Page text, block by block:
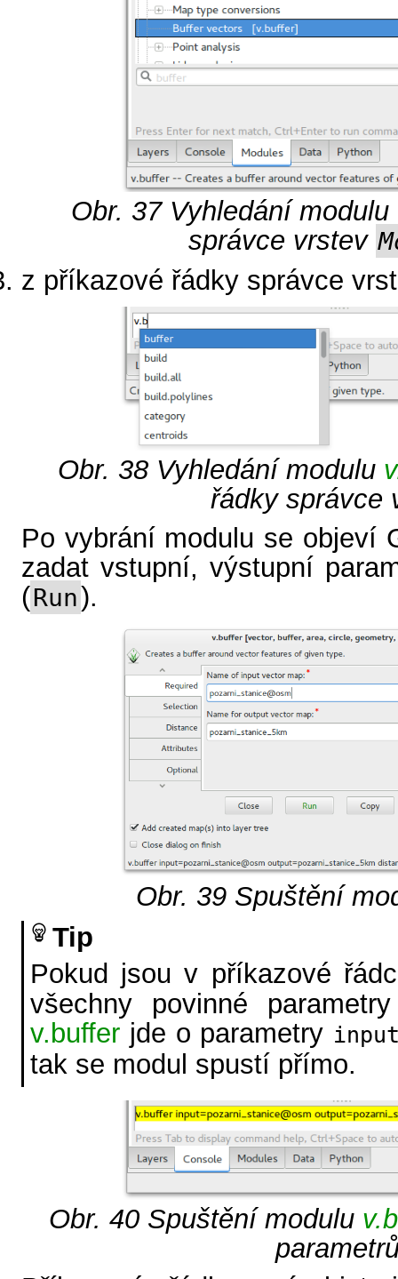
Obr. 37 Vyhledání modulu
správce vrstev
z příkazové řádky správce
Obr. 38 Vyhledání modulu
řádky správce
Po vybrání modulu se objeví
zadat vstupní, výstupní
(Run).
Obr. 39 Spuštění
Tip
Pokud jsou v příkazové
všechny povinné
v.buffer jde o parametry
tak se modul spustí přímo.
Obr. 40 Spuštění modulu